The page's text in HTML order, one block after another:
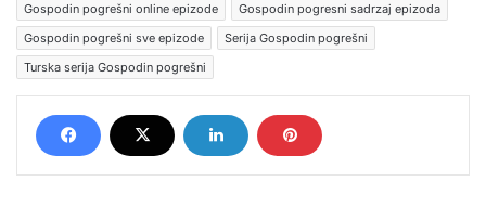
Gospodin pogrešni online epizode
Gospodin pogresni sadrzaj epizoda
Gospodin pogrešni sve epizode
Serija Gospodin pogrešni
Turska serija Gospodin pogrešni